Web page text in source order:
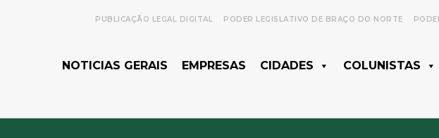
PUBLICAÇÃO LEGAL DIGITAL PODER LEGISLATIVO DE BRAÇO DO NORTE
NOTICIAS GERAIS EMPRESAS CIDADES COLUNISTAS